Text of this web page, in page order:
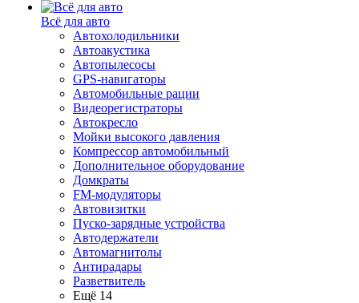
Всё для авто
Автохолодильники
Автоакустика
Автопылесосы
GPS-навигаторы
Автомобильные рации
Видеорегистраторы
Автокресло
Мойки высокого давления
Компрессор автомобильный
Дополнительное оборудование
Домкраты
FM-модуляторы
Автовизитки
Пуско-зарядные устройства
Автодержатели
Автомагнитолы
Антирадары
Разветвитель
Ещё 14